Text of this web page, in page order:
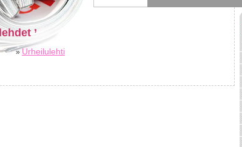
’
» Urheilulehti